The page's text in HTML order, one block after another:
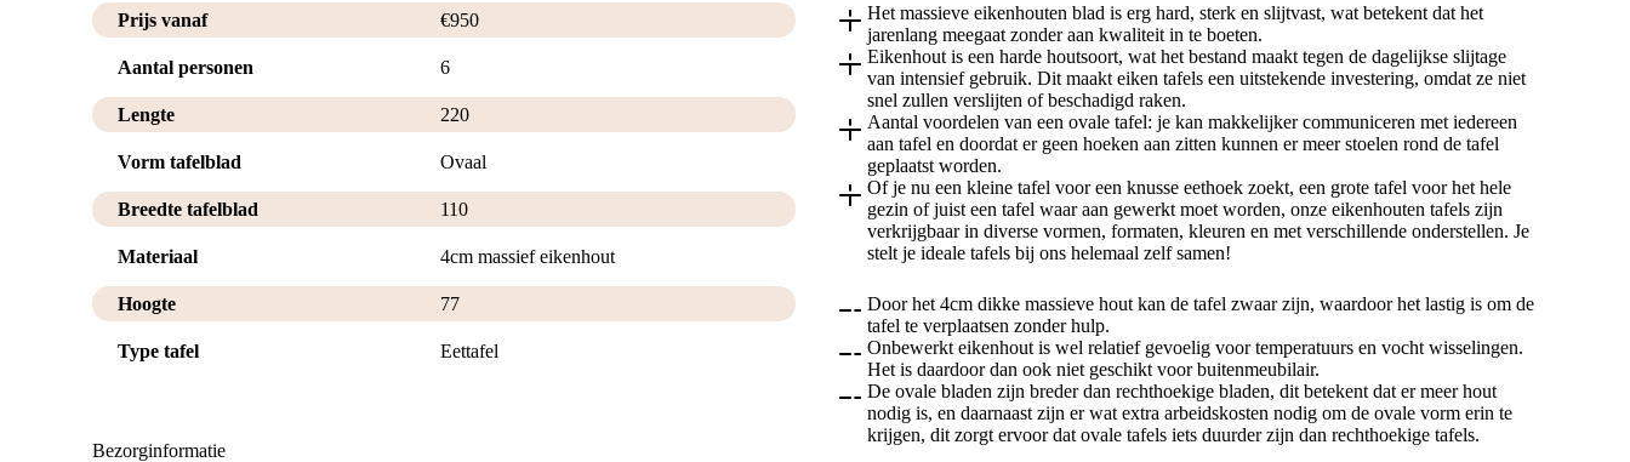
Prijs vanaf €950
Aantal personen 6
Lengte 220
Vorm tafelblad Ovaal
Breedte tafelblad 110
Materiaal 4cm massief eikenhout
Hoogte 77
Type tafel Eettafel
Bezorginformatie
Het massieve eikenhouten blad is erg hard, sterk en slijtvast, wat betekent dat het
jarenlang meegaat zonder aan kwaliteit in te boeten.
Eikenhout is een harde houtsoort, wat het bestand maakt tegen de dagelijkse slijtage
van intensief gebruik. Dit maakt eiken tafels een uitstekende investering, omdat ze niet
snel zullen verslijten of beschadigd raken.
Aantal voordelen van een ovale tafel: je kan makkelijker communiceren met iedereen
aan tafel en doordat er geen hoeken aan zitten kunnen er meer stoelen rond de tafel
geplaatst worden.
Of je nu een kleine tafel voor een knusse eethoek zoekt, een grote tafel voor het hele
gezin of juist een tafel waar aan gewerkt moet worden, onze eikenhouten tafels zijn
verkrijgbaar in diverse vormen, formaten, kleuren en met verschillende onderstellen. Je
stelt je ideale tafels bij ons helemaal zelf samen!
Door het 4cm dikke massieve hout kan de tafel zwaar zijn, waardoor het lastig is om de
tafel te verplaatsen zonder hulp.
Onbewerkt eikenhout is wel relatief gevoelig voor temperatuurs en vocht wisselingen.
Het is daardoor dan ook niet geschikt voor buitenmeubilair.
De ovale bladen zijn breder dan rechthoekige bladen, dit betekent dat er meer hout
nodig is, en daarnaast zijn er wat extra arbeidskosten nodig om de ovale vorm erin te
krijgen, dit zorgt ervoor dat ovale tafels iets duurder zijn dan rechthoekige tafels.